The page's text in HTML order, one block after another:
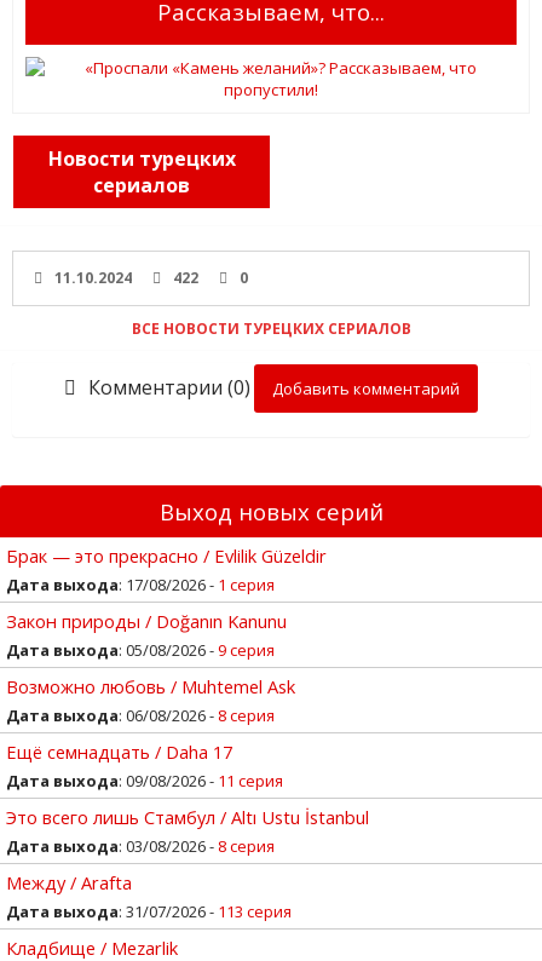
Рассказываем, что...
Новости турецких
сериалов
11.10.2024 422 0
ВСЕ НОВОСТИ ТУРЕЦКИХ СЕРИАЛОВ
Комментарии (0) Добавить комментарий
Выход новых серий
Брак — это прекрасно / Evlilik Güzeldir
Дата выхода: 17/08/2026 - 1 серия
Закон природы / Doğanın Kanunu
Дата выхода: 05/08/2026 -9 серия
Возможно любовь / Muhtemel Ask
Дата выхода: 06/08/2026 - 8 серия
Ещё семнадцать / Daha 17
Дата выхода: 09/08/2026 - 11 серия
Это всего лишь Стамбул / Altı Ustu İstanbul
Дата выхода: 03/08/2026 - 8 серия
Между / Arafta
Дата выхода: 31/07/2026 - 113 серия
Кладбище / Mezarlik